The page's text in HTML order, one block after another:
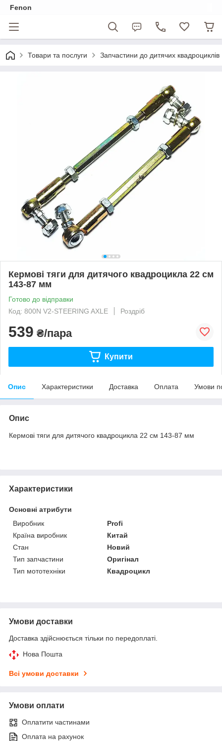
Fenon
Товари та послуги Запчастини до дитячих квадроциклів
Кермові тяги для дитячого квадроцикла 22 см
143-87 мм
Готово до відправки
Код: 800N V2-STEERING AXLE
Роздріб
539 ₴/пара
Купити
Опис Характеристики Доставка Оплата Умови
Опис
Кермові тяги для дитячого квадроцикла 22 см 143-87 мм
Характеристики
Основні атрибути
Виробник
Profi
Країна виробник
Китай
Стан
Новий
Тип запчастини
Оригінал
Тип мототехніки
Квадроцикл
Умови доставки
Доставка здійснюється тільки по передоплаті.
Нова Пошта
Всі умови доставки
Умови оплати
Оплатити частинами
Оплата на рахунок